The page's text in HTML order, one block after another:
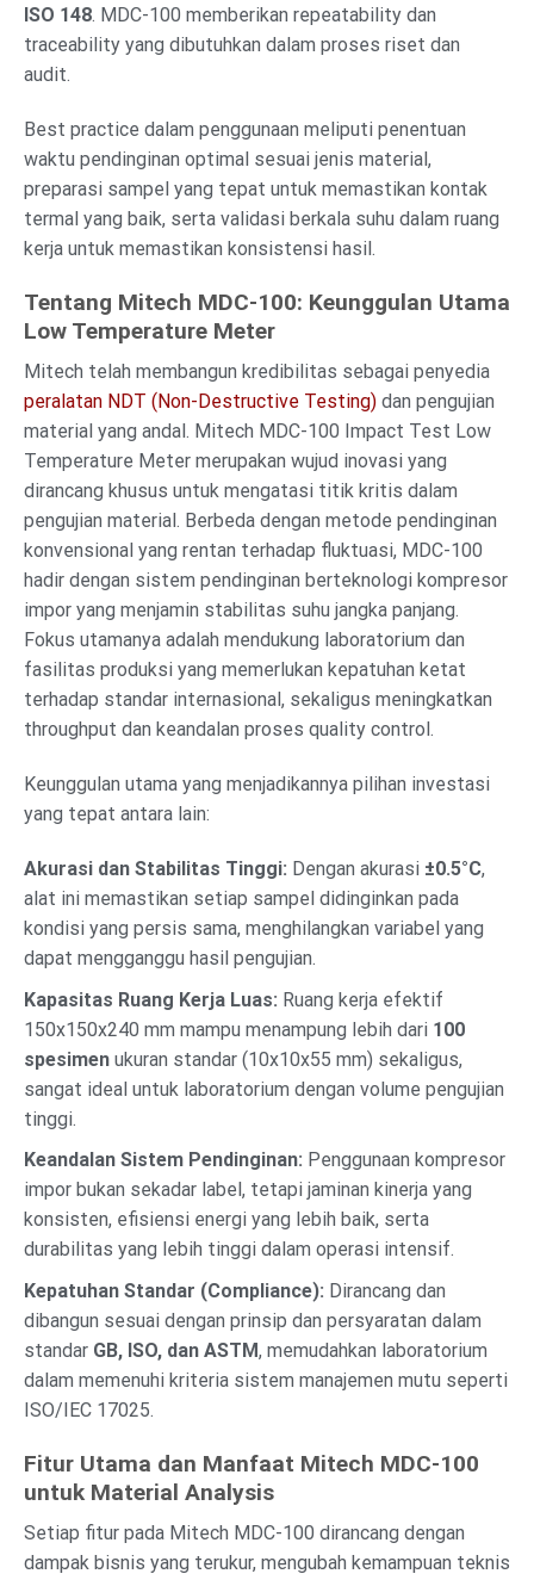
ISO 148. MDC-100 memberikan repeatability dan
traceability yang dibutuhkan dalam proses riset dan
audit.
Best practice dalam penggunaan meliputi penentuan
waktu pendinginan optimal sesuai jenis material,
preparasi sampel yang tepat untuk memastikan kontak
termal yang baik, serta validasi berkala suhu dalam ruang
kerja untuk memastikan konsistensi hasil.
Tentang Mitech MDC-100: Keunggulan Utama
Low Temperature Meter
Mitech telah membangun kredibilitas sebagai penyedia
peralatan NDT (Non-Destructive Testing) dan pengujian
material yang andal. Mitech MDC-100 Impact Test Low
Temperature Meter merupakan wujud inovasi yang
dirancang khusus untuk mengatasi titik kritis dalam
pengujian material. Berbeda dengan metode pendinginan
konvensional yang rentan terhadap fluktuasi, MDC-100
hadir dengan sistem pendinginan berteknologi kompresor
impor yang menjamin stabilitas suhu jangka panjang.
Fokus utamanya adalah mendukung laboratorium dan
fasilitas produksi yang memerlukan kepatuhan ketat
terhadap standar internasional, sekaligus meningkatkan
throughput dan keandalan proses quality control.
Keunggulan utama yang menjadikannya pilihan investasi
yang tepat antara lain:
Akurasi dan Stabilitas Tinggi: Dengan akurasi ±0.5°C,
alat ini memastikan setiap sampel didinginkan pada
kondisi yang persis sama, menghilangkan variabel yang
dapat mengganggu hasil pengujian.
Kapasitas Ruang Kerja Luas: Ruang kerja efektif
150x150x240 mm mampu menampung lebih dari 100
spesimen ukuran standar (10x10x55 mm) sekaligus,
sangat ideal untuk laboratorium dengan volume pengujian
tinggi.
Keandalan Sistem Pendinginan: Penggunaan kompresor
impor bukan sekadar label, tetapi jaminan kinerja yang
konsisten, efisiensi energi yang lebih baik, serta
durabilitas yang lebih tinggi dalam operasi intensif.
Kepatuhan Standar (Compliance): Dirancang dan
dibangun sesuai dengan prinsip dan persyaratan dalam
standar GB, ISO, dan ASTM, memudahkan laboratorium
dalam memenuhi kriteria sistem manajemen mutu seperti
ISO/IEC 17025.
Fitur Utama dan Manfaat Mitech MDC-100
untuk Material Analysis
Setiap fitur pada Mitech MDC-100 dirancang dengan
dampak bisnis yang terukur, mengubah kemampuan teknis